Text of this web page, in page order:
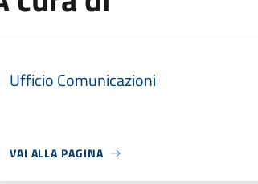
Ufficio Comunicazioni
VAI ALLA PAGINA